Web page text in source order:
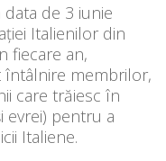
de 3 iunie
Italienilor din
fiecare an,
întâlnire membrilor,
care trăiesc în
evrei) pentru a
Italiene.